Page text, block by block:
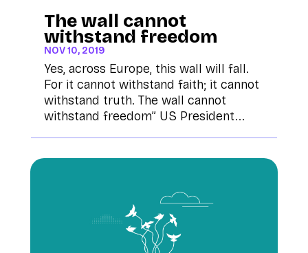
The wall cannot
withstand freedom
NOV 10, 2019
Yes, across Europe, this wall will fall.
For it cannot withstand faith; it cannot
withstand truth. The wall cannot
withstand freedom” US President...